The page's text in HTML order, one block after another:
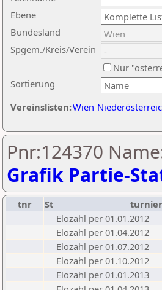
Ebene
Sortierung
Bundesland
Spgem./Kreis/Verein
Nur
Vereinslisten:Wien
Pnr:124370
Grafik Partie-
tnr St turnier
Elozahl per 01.01.2012
Elozahl per 01.04.2012
Elozahl per 01.07.2012
Elozahl per 01.10.2012
Elozahl per 01.01.2013